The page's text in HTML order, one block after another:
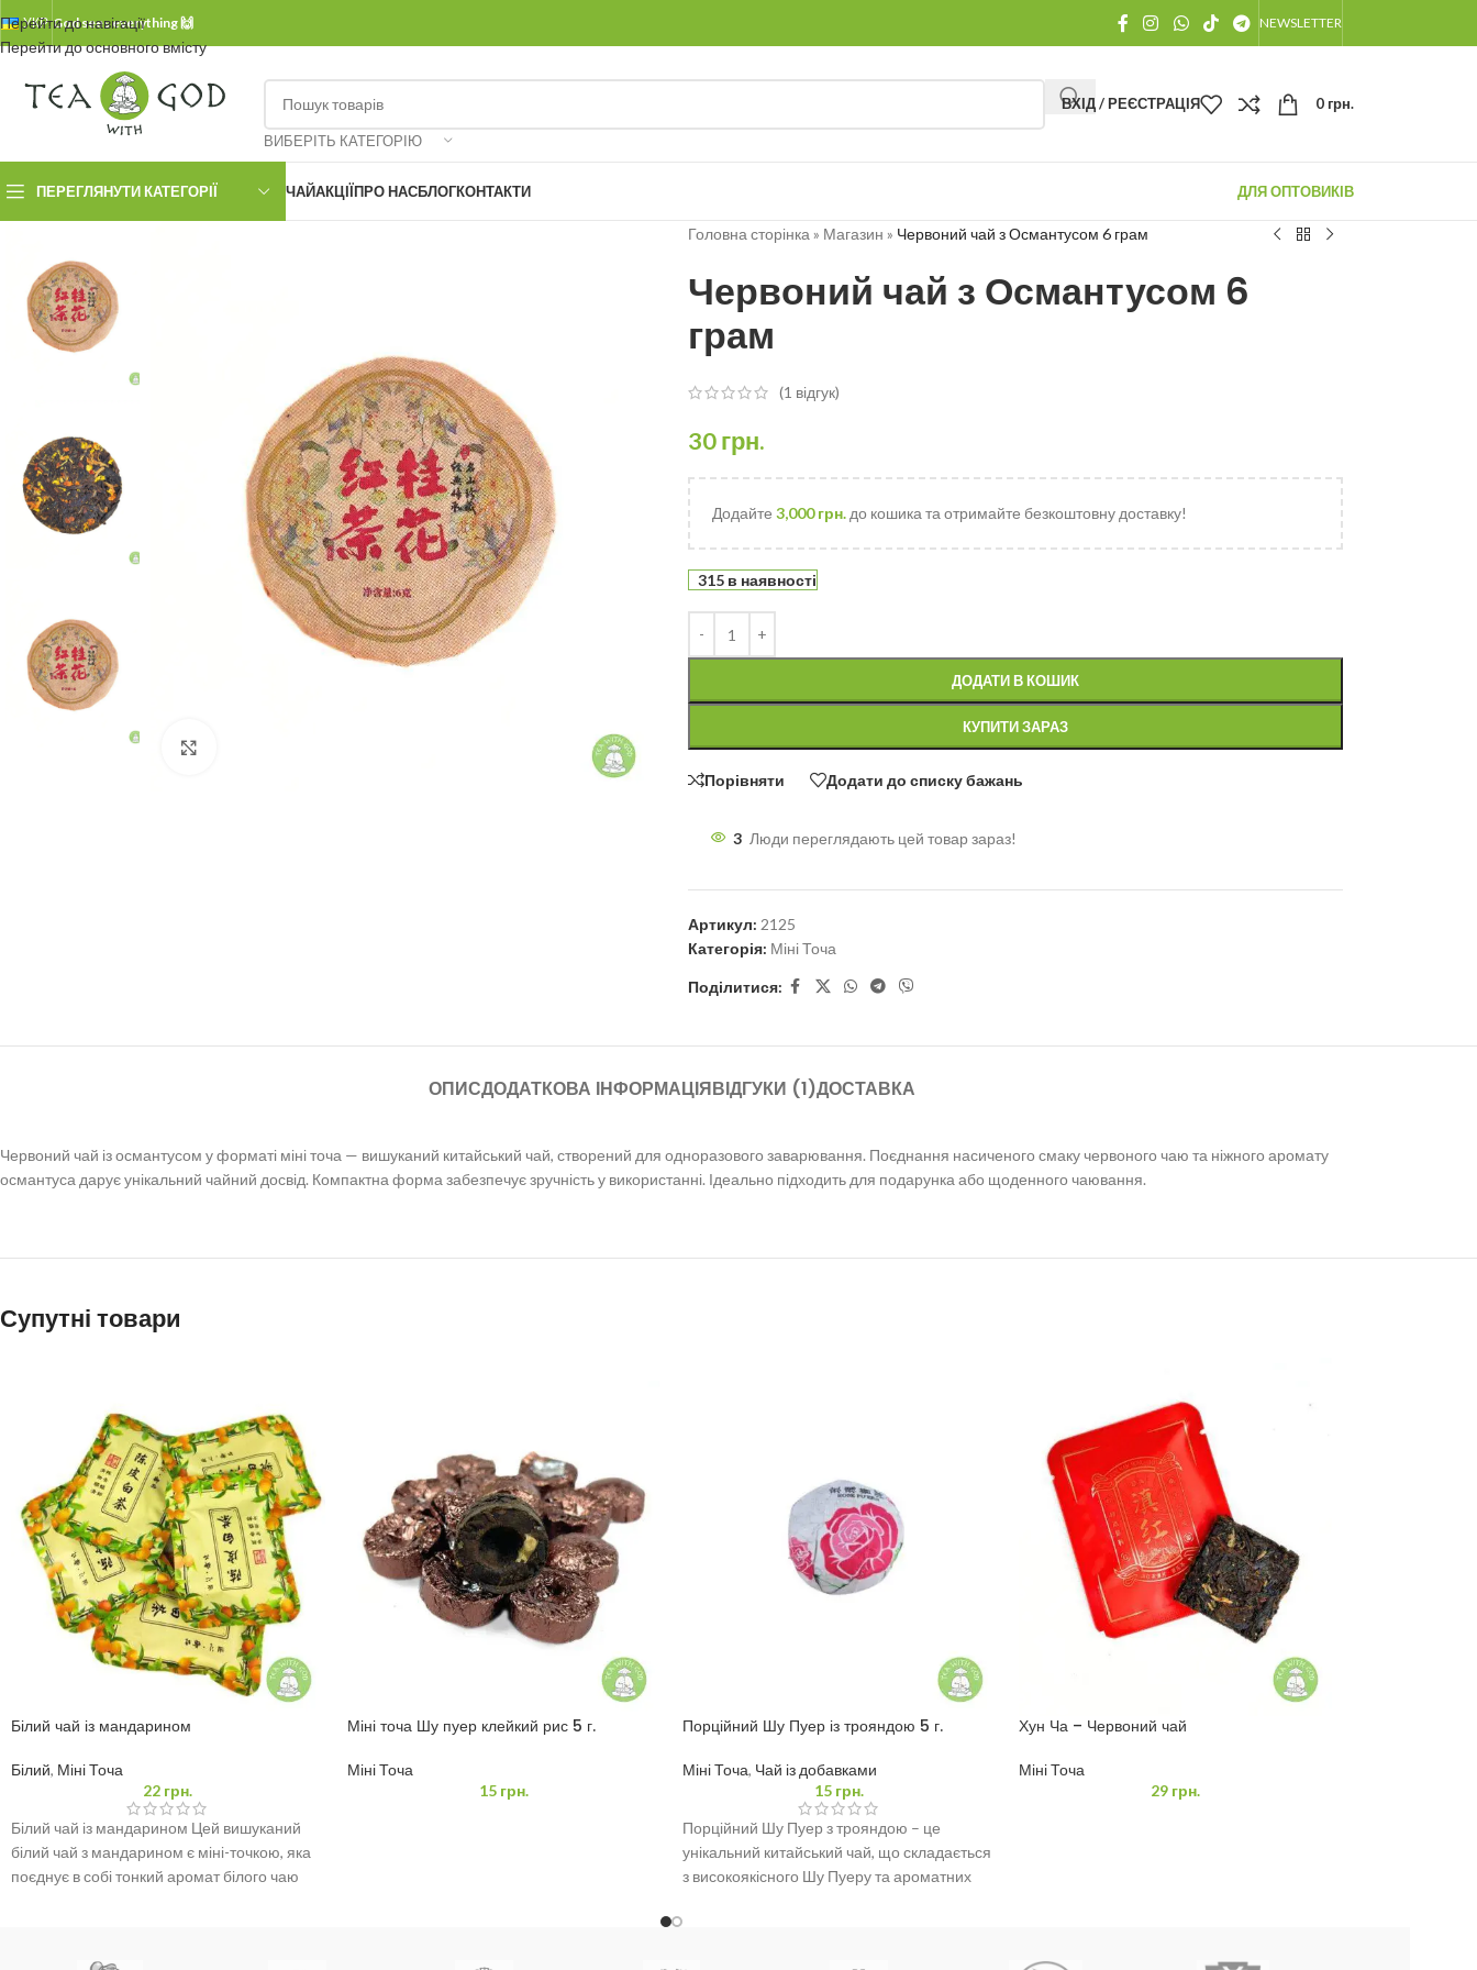
Перейти до навігації
Перейти до основного вмісту
УКР.God sees everything 🙌 NEWSLETTER
ВИБЕРІТЬ КАТЕГОРІЮ
ВХІД / РЕЄСТРАЦІЯ 0 грн.
ПЕРЕГЛЯНУТИ КАТЕГОРІЇ ЧАЙАКЦІЇПРО НАСБЛОГКОНТАКТИ ДЛЯ ОПТОВИКІВ
Головна сторінка » Магазин » Червоний чай з Османтусом 6 грам
Червоний чай з Османтусом 6
грам
(1 відгук)
30грн.
Додайте 3,000грн.до кошика та отримайте безкоштовну доставку!
315 в наявності
ДОДАТИ В КОШИК
КУПИТИ ЗАРАЗ
Порівняти Додати до списку бажань
3 Люди переглядають цей товар зараз!
Артикул: 2125
Категорія: Міні Точа
Поділитися:
ОПИСДОДАТКОВА ІНФОРМАЦІЯВІДГУКИ (1)ДОСТАВКА
Червоний чай із османтусом у форматі міні точа — вишуканий китайський чай, створений для одноразового заварювання. Поєднання насиченого смаку червоного чаю та ніжного аромату
османтуса дарує унікальний чайний досвід. Компактна форма забезпечує зручність у використанні. Ідеально підходить для подарунка або щоденного чаювання.
Супутні товари
Білий чай із мандарином
Білий, Міні Точа
22 грн.
Білий чай із мандарином Цей вишуканий
білий чай з мандарином є міні-точкою, яка
поєднує в собі тонкий аромат білого чаю
Міні точа Шу пуер клейкий рис 5 г.
Міні Точа
15грн.
Порційний Шу Пуер із трояндою 5 г.
Міні Точа, Чай із добавками
15 грн.
Порційний Шу Пуер з трояндою – це
унікальний китайський чай, що складається
з високоякісного Шу Пуеру та ароматних
Хун Ча – Червоний чай
Міні Точа
29грн.